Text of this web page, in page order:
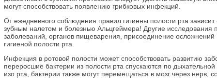
могут способствовать появлению грибковых инфекций.
От ежедневного соблюдения правил гигиены полости рта
зубным налетом и болезнью Альцгеймера! Другие
заболеваний, органов пищеварения, присоединение
гигиеной полости рта.
Инфекция в ротовой полости может способствовать развитию
переросшие бактерии из полости рта спускаются по
изо рта, бактерии также могут перемещаться в мозг через нерв,